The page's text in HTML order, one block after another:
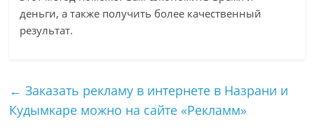
деньги, а также получить более качественный
результат.
← Заказать рекламу в интернете в Назрани и
Кудымкаре можно на сайте «Рекламм»